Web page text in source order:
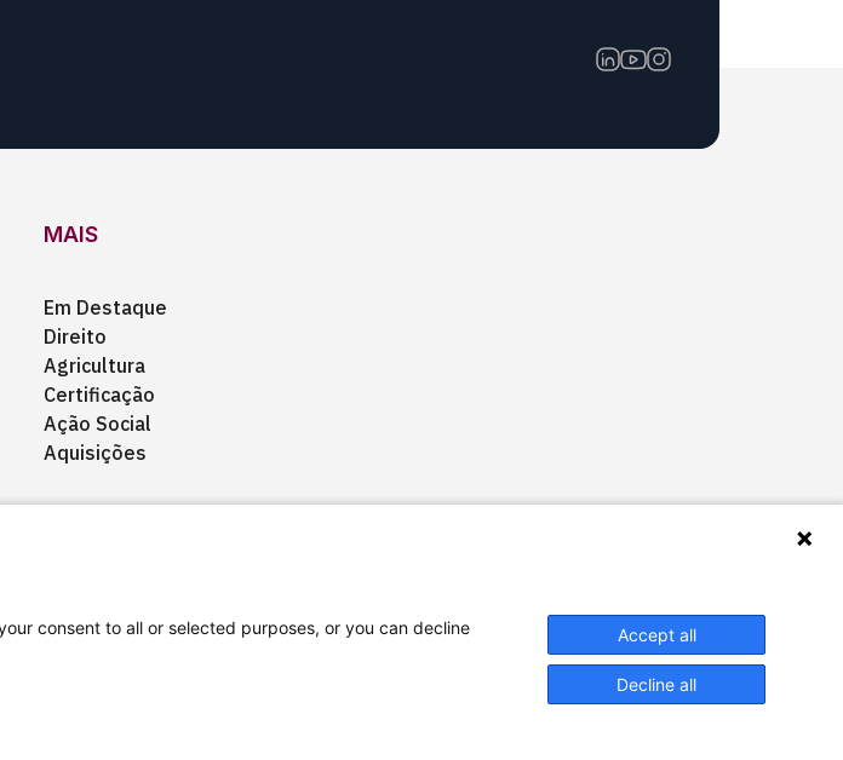
MAIS
Em Destaque
Direito
Agricultura
Certificação
Ação Social
Aquisições
Designed byagência ili
consent to all or selected purposes, or you can decline
Accept all
Decline all